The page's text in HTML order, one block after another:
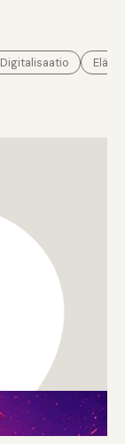
Digitalisaatio